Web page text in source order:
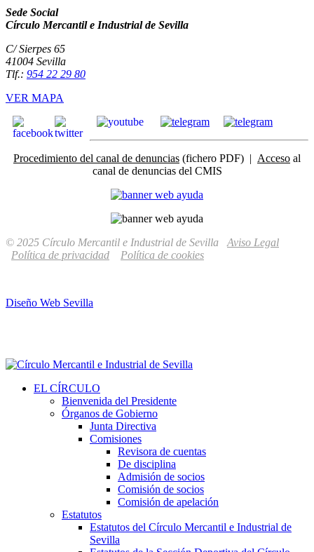
Sede Social
Círculo Mercantil e Industrial de Sevilla
C/ Sierpes 65
41004 Sevilla
Tlf.: 954 22 29 80
VER MAPA
Procedimiento del canal de denuncias (fichero PDF) | Acceso al
canal de denuncias del CMIS
© 2025 Círculo Mercantil e Industrial de Sevilla Aviso Legal
Política de privacidad
Política de cookies
Diseño Web Sevilla
EL CÍRCULO
Bienvenida del Presidente
Órganos de Gobierno
Junta Directiva
Comisiones
Revisora de cuentas
De disciplina
Admisión de socios
Comisión de socios
Comisión de apelación
Estatutos
Estatutos del Círculo Mercantil e Industrial de
Sevilla